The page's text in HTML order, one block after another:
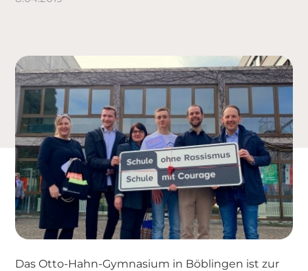
Das Otto-Hahn-Gymnasium in Böblingen ist zur